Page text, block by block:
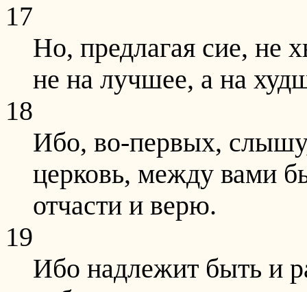
17
Но, предлагая сие, не
не на лучшее, а на
18
Ибо, во-первых,
церковь, между вами
отчасти и верю.
19
Ибо надлежит быть и